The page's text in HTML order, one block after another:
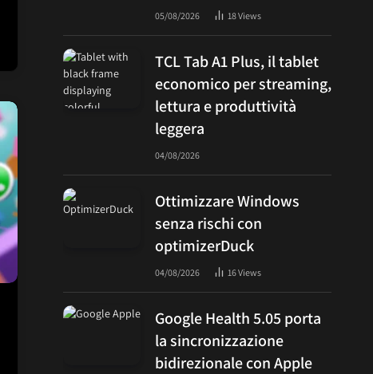
05/08/2026 18Views
TCL Tab A1 Plus, il tablet
economico per streaming,
lettura e produttività
leggera
04/08/2026
Ottimizzare Windows
senza rischi con
optimizerDuck
04/08/2026 16Views
Google Health 5.05 porta
la sincronizzazione
bidirezionale con Apple